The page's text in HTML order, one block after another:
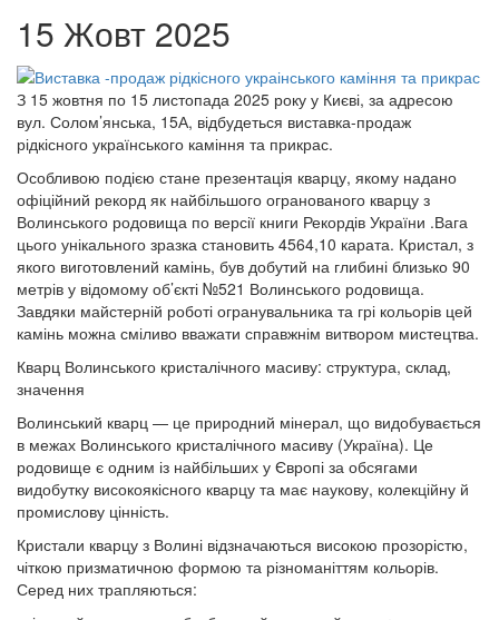
15 Жовт 2025
З 15 жовтня по 15 листопада 2025 року у Києві, за адресою
вул. Солом’янська, 15А, відбудеться виставка-продаж
рідкісного українського каміння та прикрас.
Особливою подією стане презентація кварцу, якому надано
офіційний рекорд як найбільшого огранованого кварцу з
Волинського родовища по версії книги Рекордів України .Вага
цього унікального зразка становить 4564,10 карата. Кристал, з
якого виготовлений камінь, був добутий на глибині близько 90
метрів у відомому об’єкті №521 Волинського родовища.
Завдяки майстерній роботі огранувальника та грі кольорів цей
камінь можна сміливо вважати справжнім витвором мистецтва.
Кварц Волинського кристалічного масиву: структура, склад,
значення
Волинський кварц — це природний мінерал, що видобувається
в межах Волинського кристалічного масиву (Україна). Це
родовище є одним із найбільших у Європі за обсягами
видобутку високоякісного кварцу та має наукову, колекційну й
промислову цінність.
Кристали кварцу з Волині відзначаються високою прозорістю,
чіткою призматичною формою та різноманіттям кольорів.
Серед них трапляються: